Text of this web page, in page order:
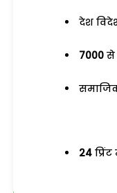
देश
7000 से
24